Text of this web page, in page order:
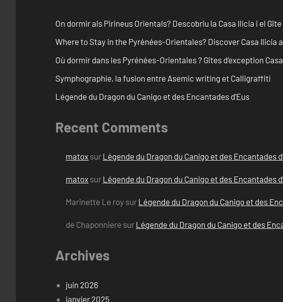
On dormir als Pirineus Orientals? Descobriu la Casa Ilicia i el
Where to Stay in the Pyrénées-Orientales? Discover Casa Ilicia
Où dormir dans les Pyrénées-Orientales ? Gîtes d’exception
Symphographie, la fusion entre Asemic writing et Calligraffiti
Légende du Dragon du Canigo et des Encantades d’Eus
Recent Comments
matox sur Légende du Dragon du Canigo et des Encantades
matox sur Légende du Dragon du Canigo et des Encantades
Marinette Le roy sur Légende du Dragon du Canigo et des
de Chaponniere sur Légende du Dragon du Canigo et des
Archives
juin 2026
janvier 2025